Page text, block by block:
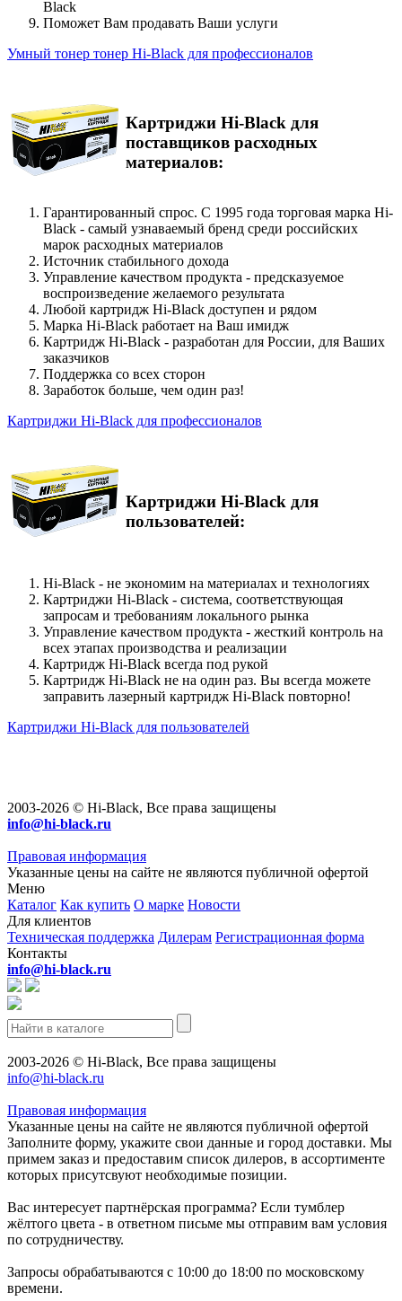
Black
Поможет Вам продавать Ваши услуги
Умный тонер тонер Hi-Black для профессионалов
Картриджи Hi-Black для
поставщиков расходных
материалов:
Гарантированный спрос. С 1995 года торговая марка Hi-
Black - самый узнаваемый бренд среди российских
марок расходных материалов
Источник стабильного дохода
Управление качеством продукта - предсказуемое
воспроизведение желаемого результата
Любой картридж Hi-Black доступен и рядом
Марка Hi-Black работает на Ваш имидж
Картридж Hi-Black - разработан для России, для Ваших
заказчиков
Поддержка со всех сторон
Заработок больше, чем один раз!
Картриджи Hi-Black для профессионалов
Картриджи Hi-Black для
пользователей:
Hi-Black - не экономим на материалах и технологиях
Картриджи Hi-Black - система, соответствующая
запросам и требованиям локального рынка
Управление качеством продукта - жесткий контроль на
всех этапах производства и реализации
Картридж Hi-Black всегда под рукой
Картридж Hi-Black не на один раз. Вы всегда можете
заправить лазерный картридж Hi-Black повторно!
Картриджи Hi-Black для пользователей
2003-2026 © Hi-Black, Все права защищены
info@hi-black.ru
Правовая информация
Указанные цены на сайте не являются публичной офертой
Меню
Каталог Как купить О марке Новости
Для клиентов
Техническая поддержка Дилерам Регистрационная форма
Контакты
info@hi-black.ru
2003-2026 © Hi-Black, Все права защищены
info@hi-black.ru
Правовая информация
Указанные цены на сайте не являются публичной офертой
Заполните форму, укажите свои данные и город доставки. Мы
примем заказ и предоставим список дилеров, в ассортименте
которых присутсвуют необходимые позиции.
Вас интересует партнёрская программа? Если тумблер
жёлтого цвета - в ответном письме мы отправим вам условия
по сотрудничеству.
Запросы обрабатываются с 10:00 до 18:00 по московскому
времени.